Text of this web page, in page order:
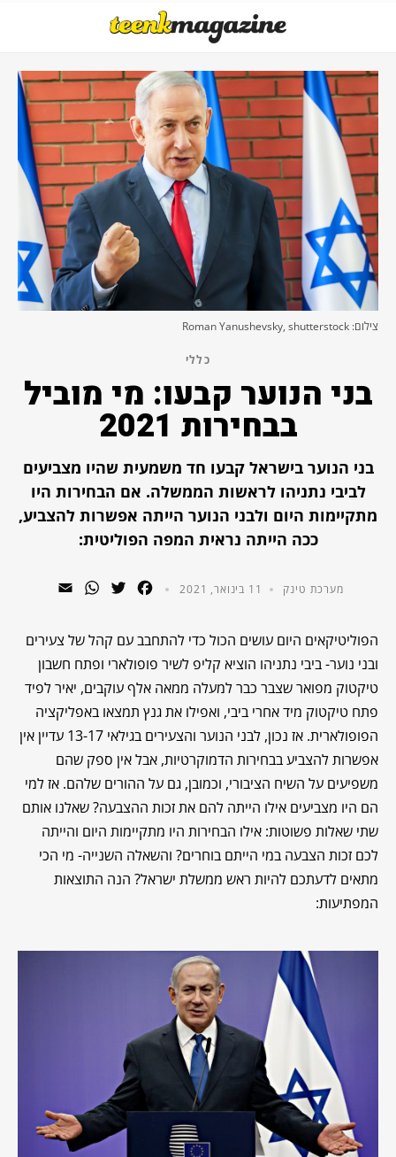
צילום: Roman Yanushevsky, shutterstock
כללי
בני הנוער קבעו: מי מוביל
בבחירות 2021
בני הנוער בישראל קבעו חד משמעית שהיו מצביעים
לביבי נתניהו לראשות הממשלה. אם הבחירות היו
מתקיימות היום ולבני הנוער הייתה אפשרות להצביע,
ככה הייתה נראית המפה הפוליטית:
מערכת טינק 11 בינואר, 2021 Facebook
Twitter
WhatsApp
הפוליטיקאים היום עושים הכול כדי להתחבב עם קהל של צעירים
ובני נוער- ביבי נתניהו הוציא קליפ לשיר פופולארי ופתח חשבון
טיקטוק מפואר שצבר כבר למעלה ממאה אלף עוקבים, יאיר לפיד
פתח טיקטוק מיד אחרי ביבי, ואפילו את גנץ תמצאו באפליקציה
הפופולארית. אז נכון, לבני הנוער והצעירים בגילאי 13-17 עדיין אין
אפשרות להצביע בבחירות הדמוקרטיות, אבל אין ספק שהם
משפיעים על השיח הציבורי, וכמובן, גם על ההורים שלהם. אז למי
הם היו מצביעים אילו הייתה להם את זכות ההצבעה? שאלנו אותם
שתי שאלות פשוטות: אילו הבחירות היו מתקיימות היום והייתה
לכם זכות הצבעה במי הייתם בוחרים? והשאלה השנייה- מי הכי
מתאים לדעתכם להיות ראש ממשלת ישראל? הנה התוצאות
המפתיעות: